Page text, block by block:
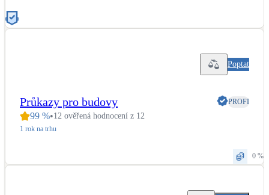
Poptat
Průkazy pro budovy PROFI
99 %•12 ověřená hodnocení z 12
1 rok na trhu
0 %